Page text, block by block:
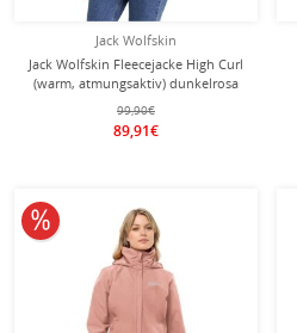
Jack Wolfskin
Jack Wolfskin Fleecejacke High Curl
(warm, atmungsaktiv) dunkelrosa
Damen
99,90€
89,91€
10% reduziert